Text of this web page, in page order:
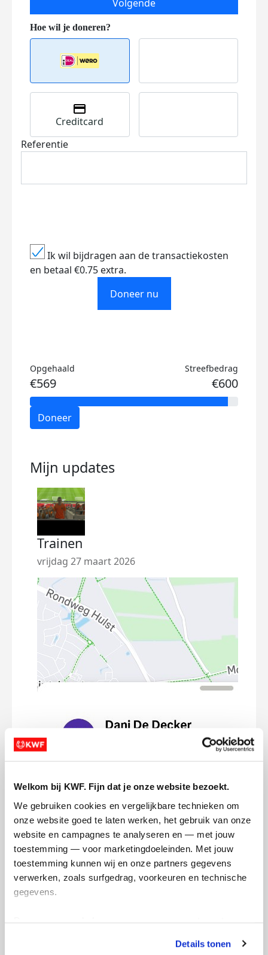
Welkom bij KWF. Fijn dat je onze website bezoekt.
We gebruiken cookies en vergelijkbare technieken om
onze website goed te laten werken, het gebruik van onze
website en campagnes te analyseren en — met jouw
toestemming — voor marketingdoeleinden. Met jouw
toestemming kunnen wij en onze partners gegevens
verwerken, zoals surfgedrag, voorkeuren en technische
gegevens.
tonen. Je kunt je toestemming op elk moment wijzigen of
Details tonen
Volgende
Creditcard
Referentie
Ik wil bijdragen aan de transactiekosten
en betaal €0.75 extra.
Doneer nu
Opgehaald
€569
Streefbedrag
€600
Doneer
Mijn updates
Trainen
vrijdag 27 maart 2026
We zitten op de helft. 💪
Deel op
Mijn activiteiten volgen